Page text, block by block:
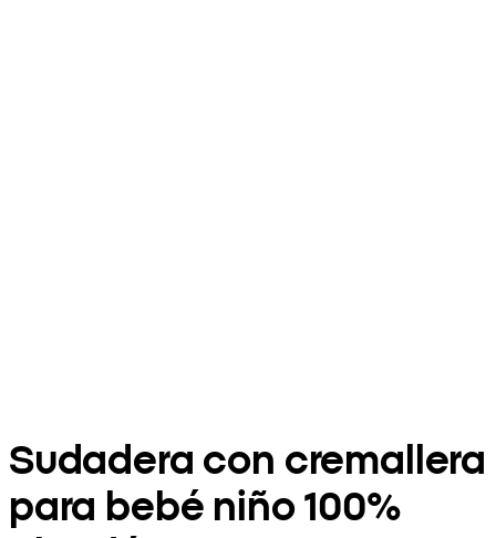
Sudadera con cremallera
para bebé niño 100%